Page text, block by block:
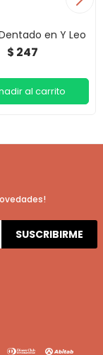
en Y Leo
$ 247
SUSCRIBIRME